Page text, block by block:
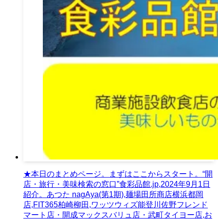
★本日のまとめページ。まずはここからスタート。“開
店・旅行・美味検索の窓口”食彩品館.jp,2024年9月1日
紹介。あつた nagAya(第1期),麺場田所商店横浜都岡
店,FIT365柏崎柳田,ワッツウィズ能登川佐野フレンド
マート店・開成マックスバリュ店・武町タイヨー店,お